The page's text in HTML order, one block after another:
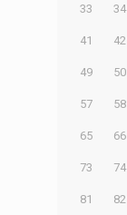
33 34
41 42
49 50
57 58
65 66
73 74
81 82